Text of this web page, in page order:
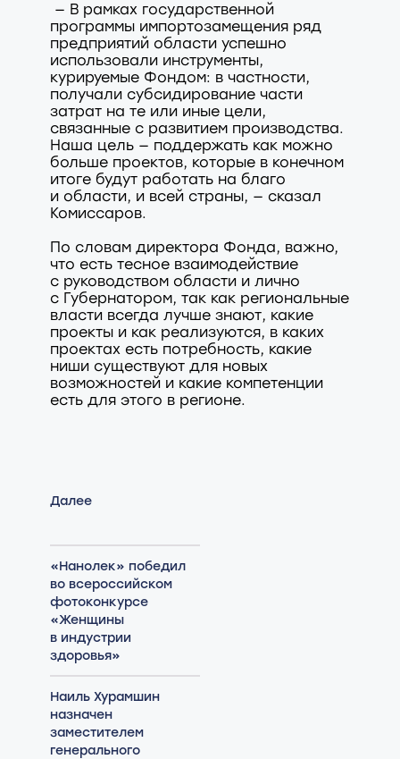
— В рамках государственной
программы импортозамещения ряд
предприятий области успешно
использовали инструменты,
курируемые Фондом: в частности,
получали субсидирование части
затрат на те или иные цели,
связанные с развитием производства.
Наша цель — поддержать как можно
больше проектов, которые в конечном
итоге будут работать на благо
и области, и всей страны, — сказал
Комиссаров.
По словам директора Фонда, важно,
что есть тесное взаимодействие
с руководством области и лично
с Губернатором, так как региональные
власти всегда лучше знают, какие
проекты и как реализуются, в каких
проектах есть потребность, какие
ниши существуют для новых
возможностей и какие компетенции
есть для этого в регионе.
Далее
«Нанолек» победил
во всероссийском
фотоконкурсе
«Женщины
в индустрии
здоровья»
Наиль Хурамшин
назначен
заместителем
генерального